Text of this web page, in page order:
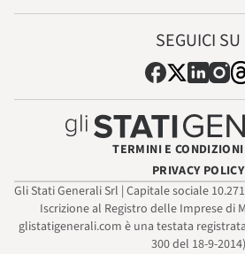
SEGUICI SU
TERMINI E CONDIZIONI
PRIVACY POLICY
Gli Stati Generali Srl | Capitale sociale
Iscrizione al Registro delle Imprese di
glistatigenerali.com è una testata
300 del 18-9-2014)